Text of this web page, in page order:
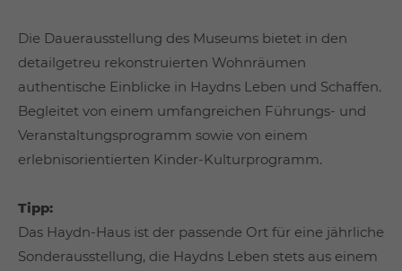
Die Dauerausstellung des Museums bietet in den
detailgetreu rekonstruierten Wohnräumen
authentische Einblicke in Haydns Leben und Schaffen.
Begleitet von einem umfangreichen Führungs- und
Veranstaltungsprogramm sowie von einem
erlebnisorientierten Kinder-Kulturprogramm.
Tipp:
Das Haydn-Haus ist der passende Ort für eine jährliche
Sonderausstellung, die Haydns Leben stets aus einem